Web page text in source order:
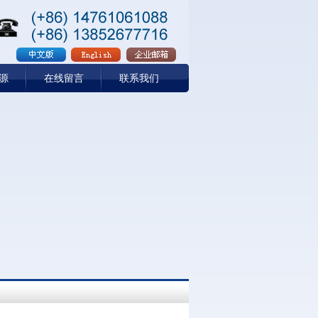
在线留言 联系我们